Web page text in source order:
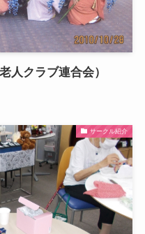
人クラブ連合会）
サークル紹介